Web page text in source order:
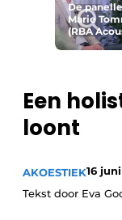
De
Marie
(RBA
Een
loont
AKOESTIEK16
Tekst door Eva